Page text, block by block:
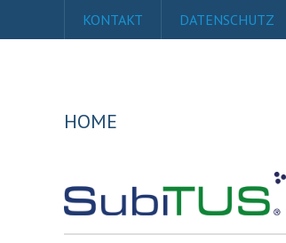
KONTAKT DATENSCHUTZ
HOME